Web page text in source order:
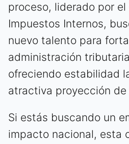
proceso, liderado por el
Impuestos Internos,
nuevo talento para
administración
ofreciendo estabilidad
atractiva proyección de
Si estás buscando un
impacto nacional, esta